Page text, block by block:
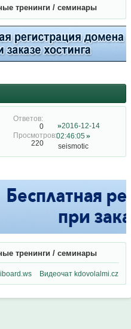
тренинги / семинары
0
220
2016-12-14
02:46:05
seismotic
тренинги / семинары
iboard.ws Видеочат kdovolalmi.cz